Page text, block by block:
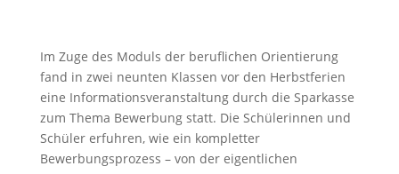
Im Zuge des Moduls der beruflichen Orientierung
fand in zwei neunten Klassen vor den Herbstferien
eine Informationsveranstaltung durch die Sparkasse
zum Thema Bewerbung statt. Die Schülerinnen und
Schüler erfuhren, wie ein kompletter
Bewerbungsprozess – von der eigentlichen